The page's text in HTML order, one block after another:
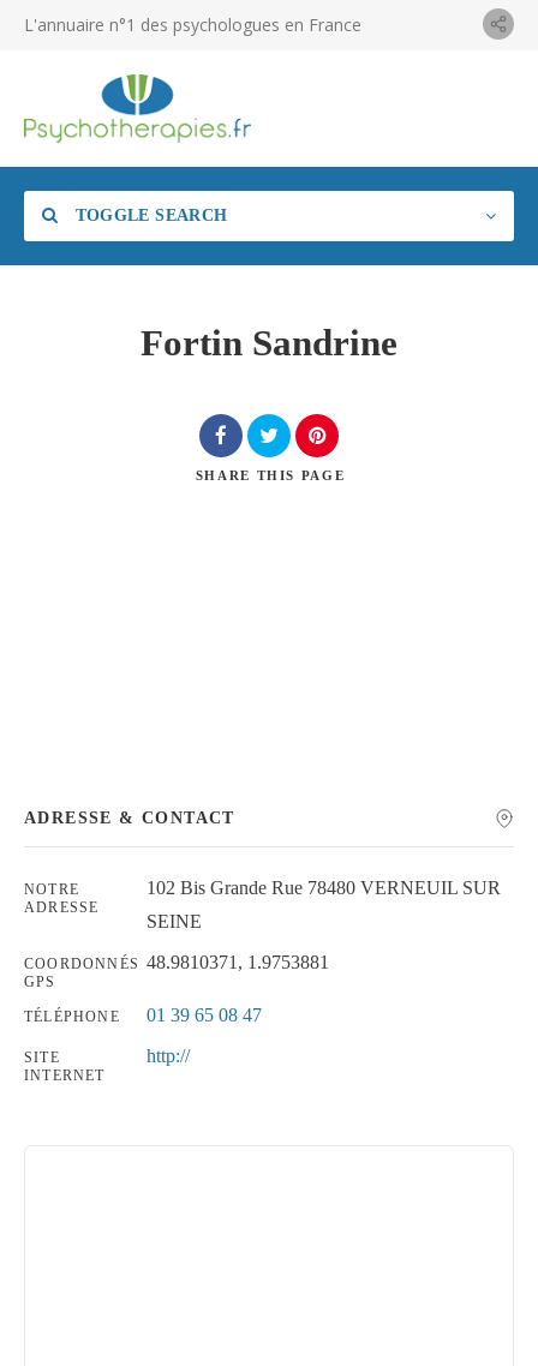
L'annuaire n°1 des psychologues en France
TOGGLE SEARCH
Fortin Sandrine
SHARE THIS PAGE
ADRESSE & CONTACT
NOTRE
ADRESSE
102 Bis Grande Rue 78480 VERNEUIL SUR
SEINE
COORDONNÉS
GPS
48.9810371, 1.9753881
TÉLÉPHONE 01 39 65 08 47
SITE
INTERNET
http://